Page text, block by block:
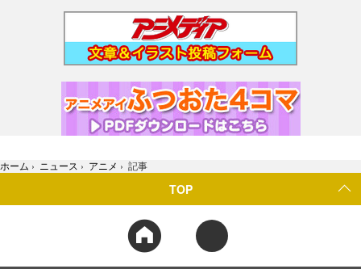
ホーム › ニュース › アニメ › 記事
TOP